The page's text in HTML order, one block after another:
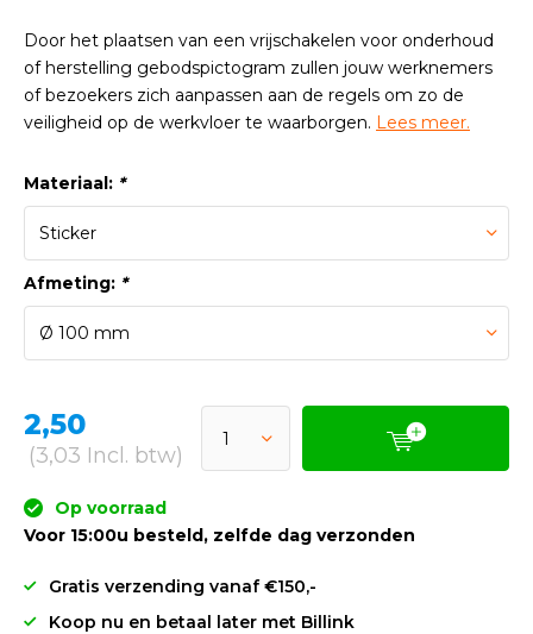
Door het plaatsen van een vrijschakelen voor onderhoud
of herstelling gebodspictogram zullen jouw werknemers
of bezoekers zich aanpassen aan de regels om zo de
veiligheid op de werkvloer te waarborgen. Lees meer.
Materiaal: *
Afmeting: *
2,50
(3,03 Incl. btw)
Op voorraad
Voor 15:00u besteld, zelfde dag verzonden
Gratis verzending vanaf €150,-
Koop nu en betaal later met Billink